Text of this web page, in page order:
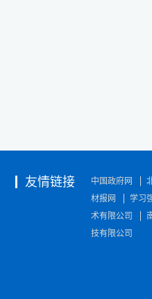
友情链接 中国政府网
材报网
学习
术有限公司
技有限公司